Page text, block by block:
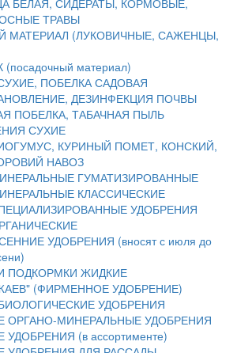
БЕЛАЯ, СИДЕРАТЫ, КОРМОВЫЕ,
ТРАВЫ
МАТЕРИАЛ (ЛУКОВИЧНЫЕ, САЖЕНЦЫ,
материал)
ПОБЕЛКА САДОВАЯ
ДЕЗИНФЕКЦИЯ ПОЧВЫ
ПОБЕЛКА, ТАБАЧНАЯ ПЫЛЬ
СУХИЕ
КУРИНЫЙ ПОМЕТ, КОНСКИЙ,
НАВОЗ
ГУМАТИЗИРОВАННЫЕ
КЛАССИЧЕСКИЕ
УДОБРЕНИЯ
УДОБРЕНИЯ (вносят с июля до
ПОДКОРМКИ ЖИДКИЕ
(ФИРМЕННОЕ УДОБРЕНИЕ)
УДОБРЕНИЯ
ОРГАНО-МИНЕРАЛЬНЫЕ УДОБРЕНИЯ
(в ассортименте)